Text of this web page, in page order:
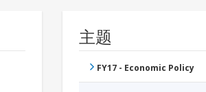
主题
FY17 - Economic Policy